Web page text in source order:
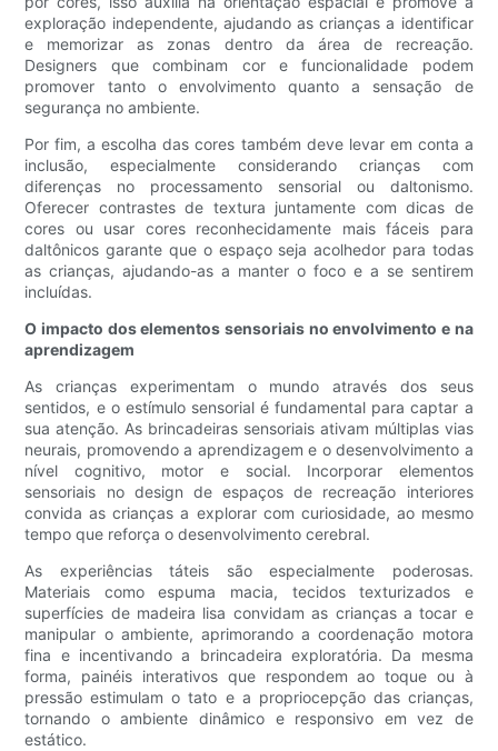
exploração independente, ajudando as crianças a identificar
e memorizar as zonas dentro da área de recreação.
Designers que combinam cor e funcionalidade podem
promover tanto o envolvimento quanto a sensação de
segurança no ambiente.
Por fim, a escolha das cores também deve levar em conta a
inclusão, especialmente considerando crianças com
diferenças no processamento sensorial ou daltonismo.
Oferecer contrastes de textura juntamente com dicas de
cores ou usar cores reconhecidamente mais fáceis para
daltônicos garante que o espaço seja acolhedor para todas
as crianças, ajudando-as a manter o foco e a se sentirem
incluídas.
O impacto dos elementos sensoriais no envolvimento e na
aprendizagem
As crianças experimentam o mundo através dos seus
sentidos, e o estímulo sensorial é fundamental para captar a
sua atenção. As brincadeiras sensoriais ativam múltiplas vias
neurais, promovendo a aprendizagem e o desenvolvimento a
nível cognitivo, motor e social. Incorporar elementos
sensoriais no design de espaços de recreação interiores
convida as crianças a explorar com curiosidade, ao mesmo
tempo que reforça o desenvolvimento cerebral.
As experiências táteis são especialmente poderosas.
Materiais como espuma macia, tecidos texturizados e
superfícies de madeira lisa convidam as crianças a tocar e
manipular o ambiente, aprimorando a coordenação motora
fina e incentivando a brincadeira exploratória. Da mesma
forma, painéis interativos que respondem ao toque ou à
pressão estimulam o tato e a propriocepção das crianças,
tornando o ambiente dinâmico e responsivo em vez de
estático.